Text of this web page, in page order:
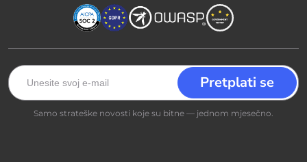
Samo strateške novosti koje su bitne — jednom mjesečno.